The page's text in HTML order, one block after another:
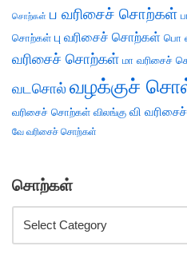
சொற்கள் ப வரிசைச் சொற்கள்
சொற்கள் பு வரிசைச் சொற்கள் பொ
வரிசைச் சொற்கள் மா வரிசைச்
வடசொல் வழக்குச்
வரிசைச் சொற்கள் விலங்கு வி
வே வரிசைச் சொற்கள்
சொற்கள்